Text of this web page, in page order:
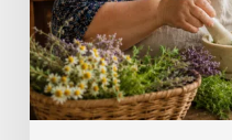
meilleures
astuces
de
grand-